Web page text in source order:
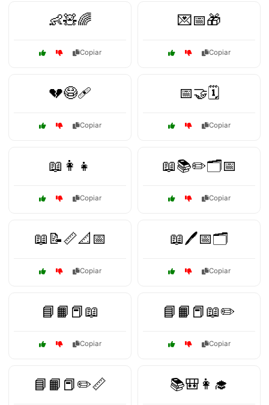
👶🧸🌈
Copiar
💌📅🎁
Copiar
💔😷🩹
Copiar
📅🤝🗓️
Copiar
📖👩👧
Copiar
📖📚✏️🗂️📅
Copiar
📖📝📏📐📅
Copiar
📖🖊️📅🗂️
Copiar
📘📙📕📖
Copiar
📘📙📕📖✏️
Copiar
📘📙📕✏️📏 📚🎒👩‍🎓